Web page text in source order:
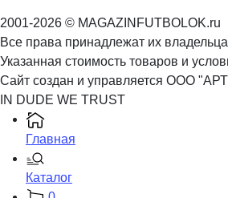
2001-2026 © MAGAZINFUTBOLOK.ru
Все права принадлежат их
Указанная стоимость товаров и
Сайт создан и управляется ООО
IN DUDE WE TRUST
Главная
Каталог